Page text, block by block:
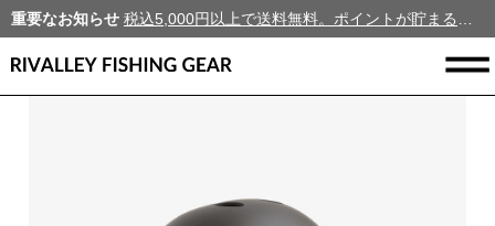
重要なお知らせ 税込5,000円以上で送料無料。ポイントが貯まる、新規会員募集中！